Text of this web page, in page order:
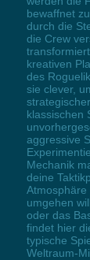
bewaffnet
durch die
die Crew
kreativen
des
sie clever,
klassischen
aggressive
Mechanik
deine
Atmosphäre
umgehen
oder das
findet hier
typische
Weltraum-